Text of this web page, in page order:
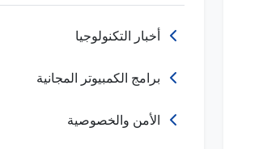
أخبار التكنولوجيا
برامج الكمبيوتر المجانية
الأمن والخصوصية